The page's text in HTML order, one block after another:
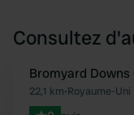
Consultez
Reserve maintenant
Bromyard
22,1 km•Royaume-Uni